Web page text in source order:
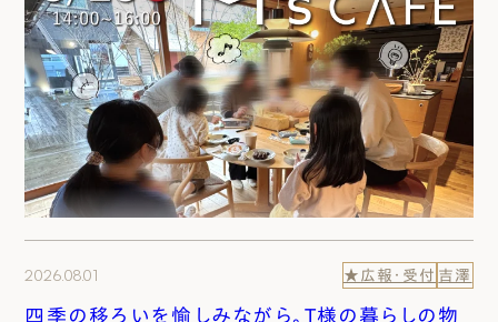
2026.08.01 ★広報・受付 吉澤
四季の移ろいを愉しみながら。T様の暮らしの物